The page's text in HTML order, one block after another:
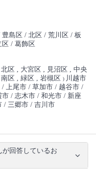
豊島区 北区 荒川区 板
区 葛飾区
北区 大宮区 見沼区
中央
南区 緑区 岩槻区) 川越市
上尾市 草加市 越谷市
市 志木市 和光市 新座
三郷市 吉川市
回答しているお